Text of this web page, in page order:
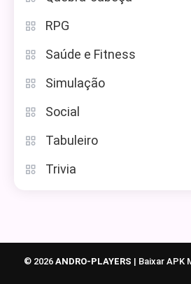
RPG
Saúde e Fitness
Simulação
Social
Tabuleiro
Trivia
© 2026 ANDRO-PLAYERS | Baixar APK